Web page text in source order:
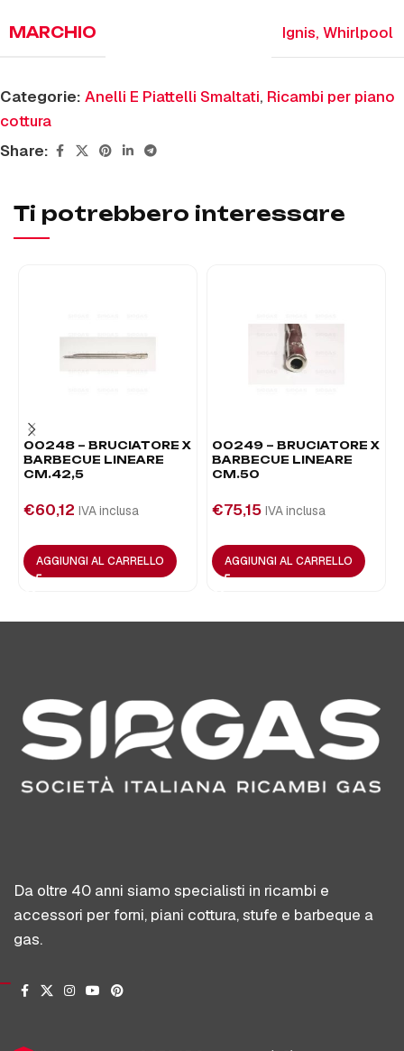
MARCHIO Ignis, Whirlpool
Categorie: Anelli E Piattelli Smaltati, Ricambi per piano
cottura
Share:
Ti potrebbero interessare
00248 – BRUCIATORE X
BARBECUE LINEARE
CM.42,5
€60,12 IVA inclusa
AGGIUNGI AL CARRELLO
00249 – BRUCIATORE X
BARBECUE LINEARE
CM.50
€75,15 IVA inclusa
AGGIUNGI AL CARRELLO
Da oltre 40 anni siamo specialisti in ricambi e
accessori per forni, piani cottura, stufe e barbeque a
gas.